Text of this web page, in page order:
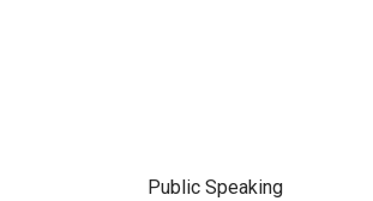
Public Speaking